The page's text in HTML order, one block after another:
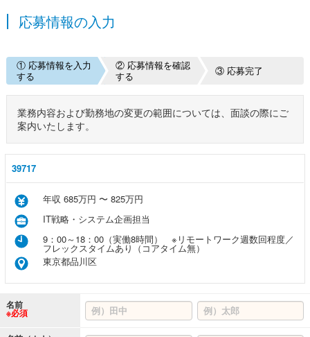
応募情報の入力
① 応募情報を入力
する
② 応募情報を確認
する
③ 応募完了
業務内容および勤務地の変更の範囲については、面談の際にご
案内いたします。
39717
年収 685万円 〜 825万円
IT戦略・システム企画担当
9：00～18：00（実働8時間） ※リモートワーク週数回程度／
フレックスタイムあり（コアタイム無）
東京都品川区
名前
※必須